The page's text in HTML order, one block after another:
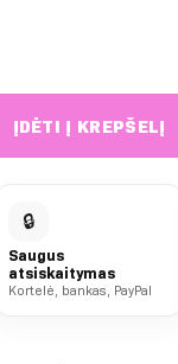
marškinėliai
ĮDĖTI Į KREPŠELĮ
🔒
Saugus
atsiskaitymas
Kortelė, bankas, PayPal